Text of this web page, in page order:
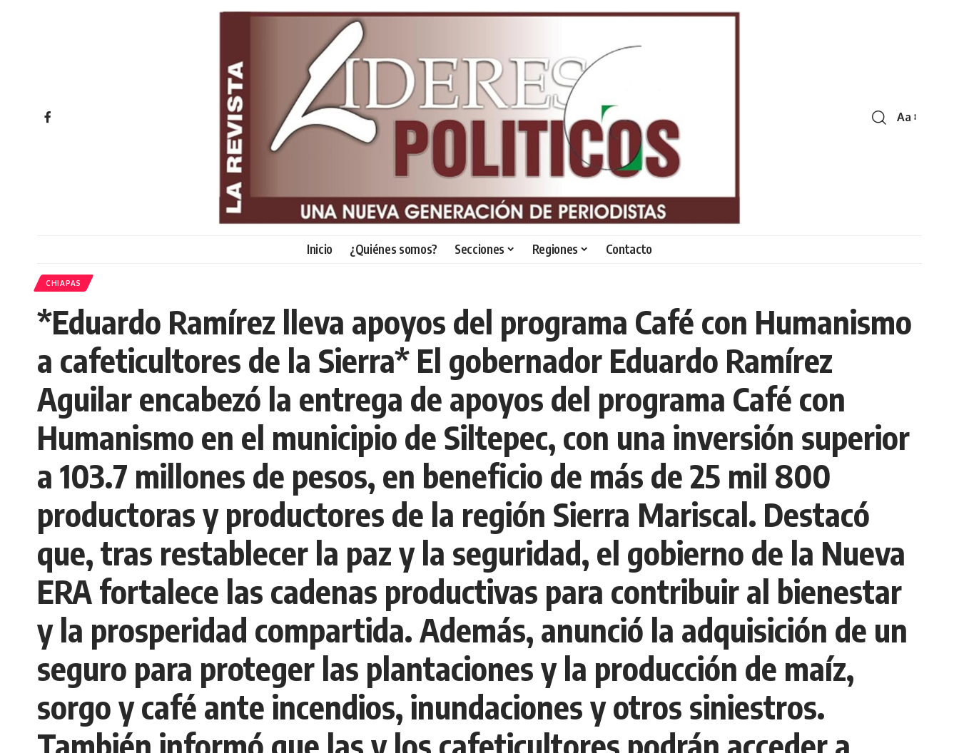
Font
Aa
Inicio ¿Quiénes somos? Secciones Regiones Contacto
CHIAPAS
*Eduardo Ramírez lleva apoyos del programa Café con Humanismo
a cafeticultores de la Sierra* El gobernador Eduardo Ramírez
Aguilar encabezó la entrega de apoyos del programa Café con
Humanismo en el municipio de Siltepec, con una inversión superior
a 103.7 millones de pesos, en beneficio de más de 25 mil 800
productoras y productores de la región Sierra Mariscal. Destacó
que, tras restablecer la paz y la seguridad, el gobierno de la Nueva
ERA fortalece las cadenas productivas para contribuir al bienestar
y la prosperidad compartida. Además, anunció la adquisición de un
seguro para proteger las plantaciones y la producción de maíz,
sorgo y café ante incendios, inundaciones y otros siniestros.